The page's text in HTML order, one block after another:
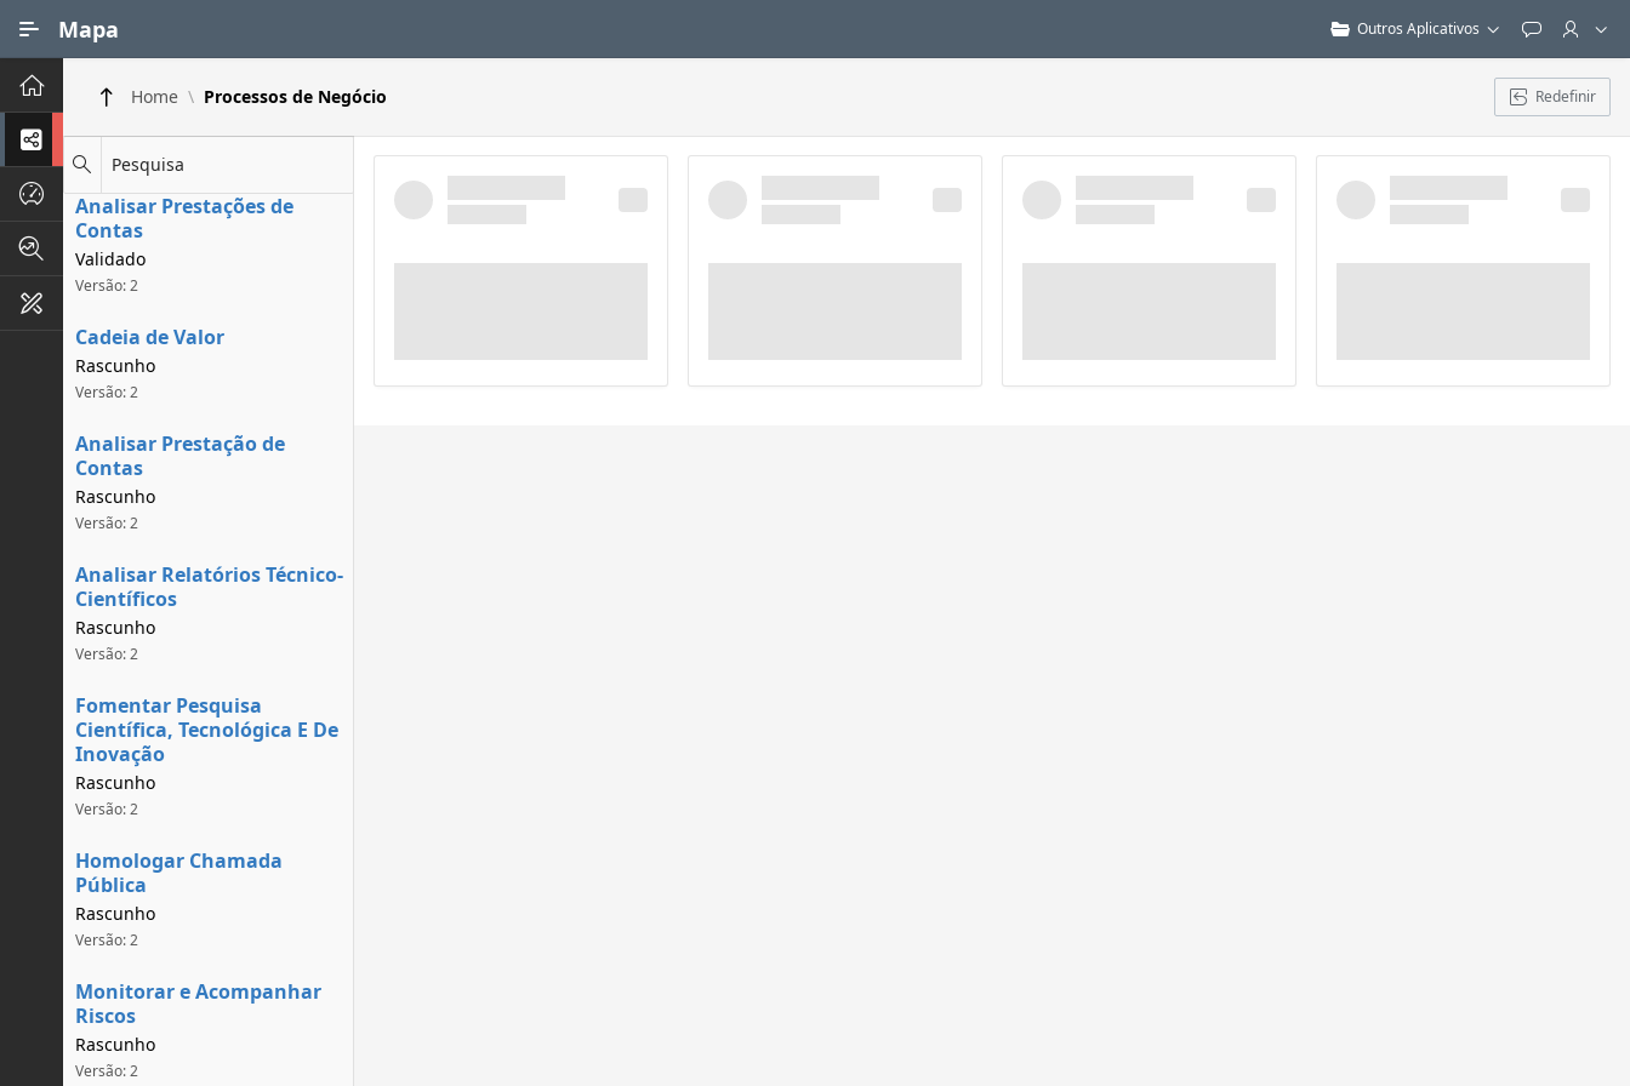
Mapa Outros Aplicativos Feedback
Processos de Negócios
Dados INPI
Home Processos de Negócio Redefinir
Pesquisa
Analisar Prestações de
Contas
Validado
Versão: 2
Cadeia de Valor
Rascunho
Versão: 2
Analisar Prestação de
Contas
Rascunho
Versão: 2
Analisar Relatórios Técnico-
Científicos
Rascunho
Versão: 2
Fomentar Pesquisa
Científica, Tecnológica E De
Inovação
Rascunho
Versão: 2
Homologar Chamada
Pública
Rascunho
Versão: 2
Monitorar e Acompanhar
Riscos
Rascunho
Versão: 2